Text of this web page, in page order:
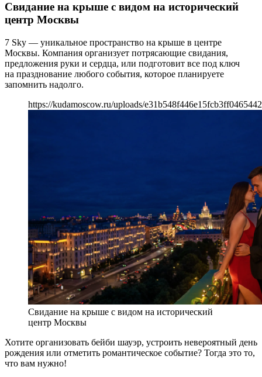
Свидание на крыше с видом на исторический
центр Москвы
7 Sky — уникальное пространство на крыше в центре
Москвы. Компания организует потрясающие свидания,
предложения руки и сердца, или подготовит все под ключ
на празднование любого события, которое планируете
запомнить надолго.
https://kudamoscow.ru/uploads/
Свидание на крыше с видом на исторический
центр Москвы
Хотите организовать бейби шауэр, устроить невероятный день
рождения или отметить романтическое событие? Тогда это то,
что вам нужно!